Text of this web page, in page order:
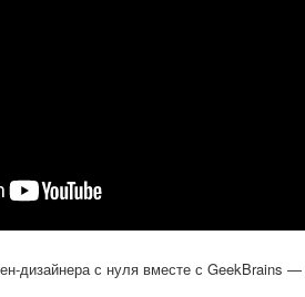
дизайнера с нуля вместе с GeekBrains —